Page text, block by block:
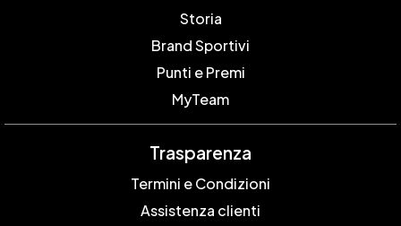
Storia
Brand Sportivi
Punti e Premi
MyTeam
Trasparenza
Termini e Condizioni
Assistenza clienti